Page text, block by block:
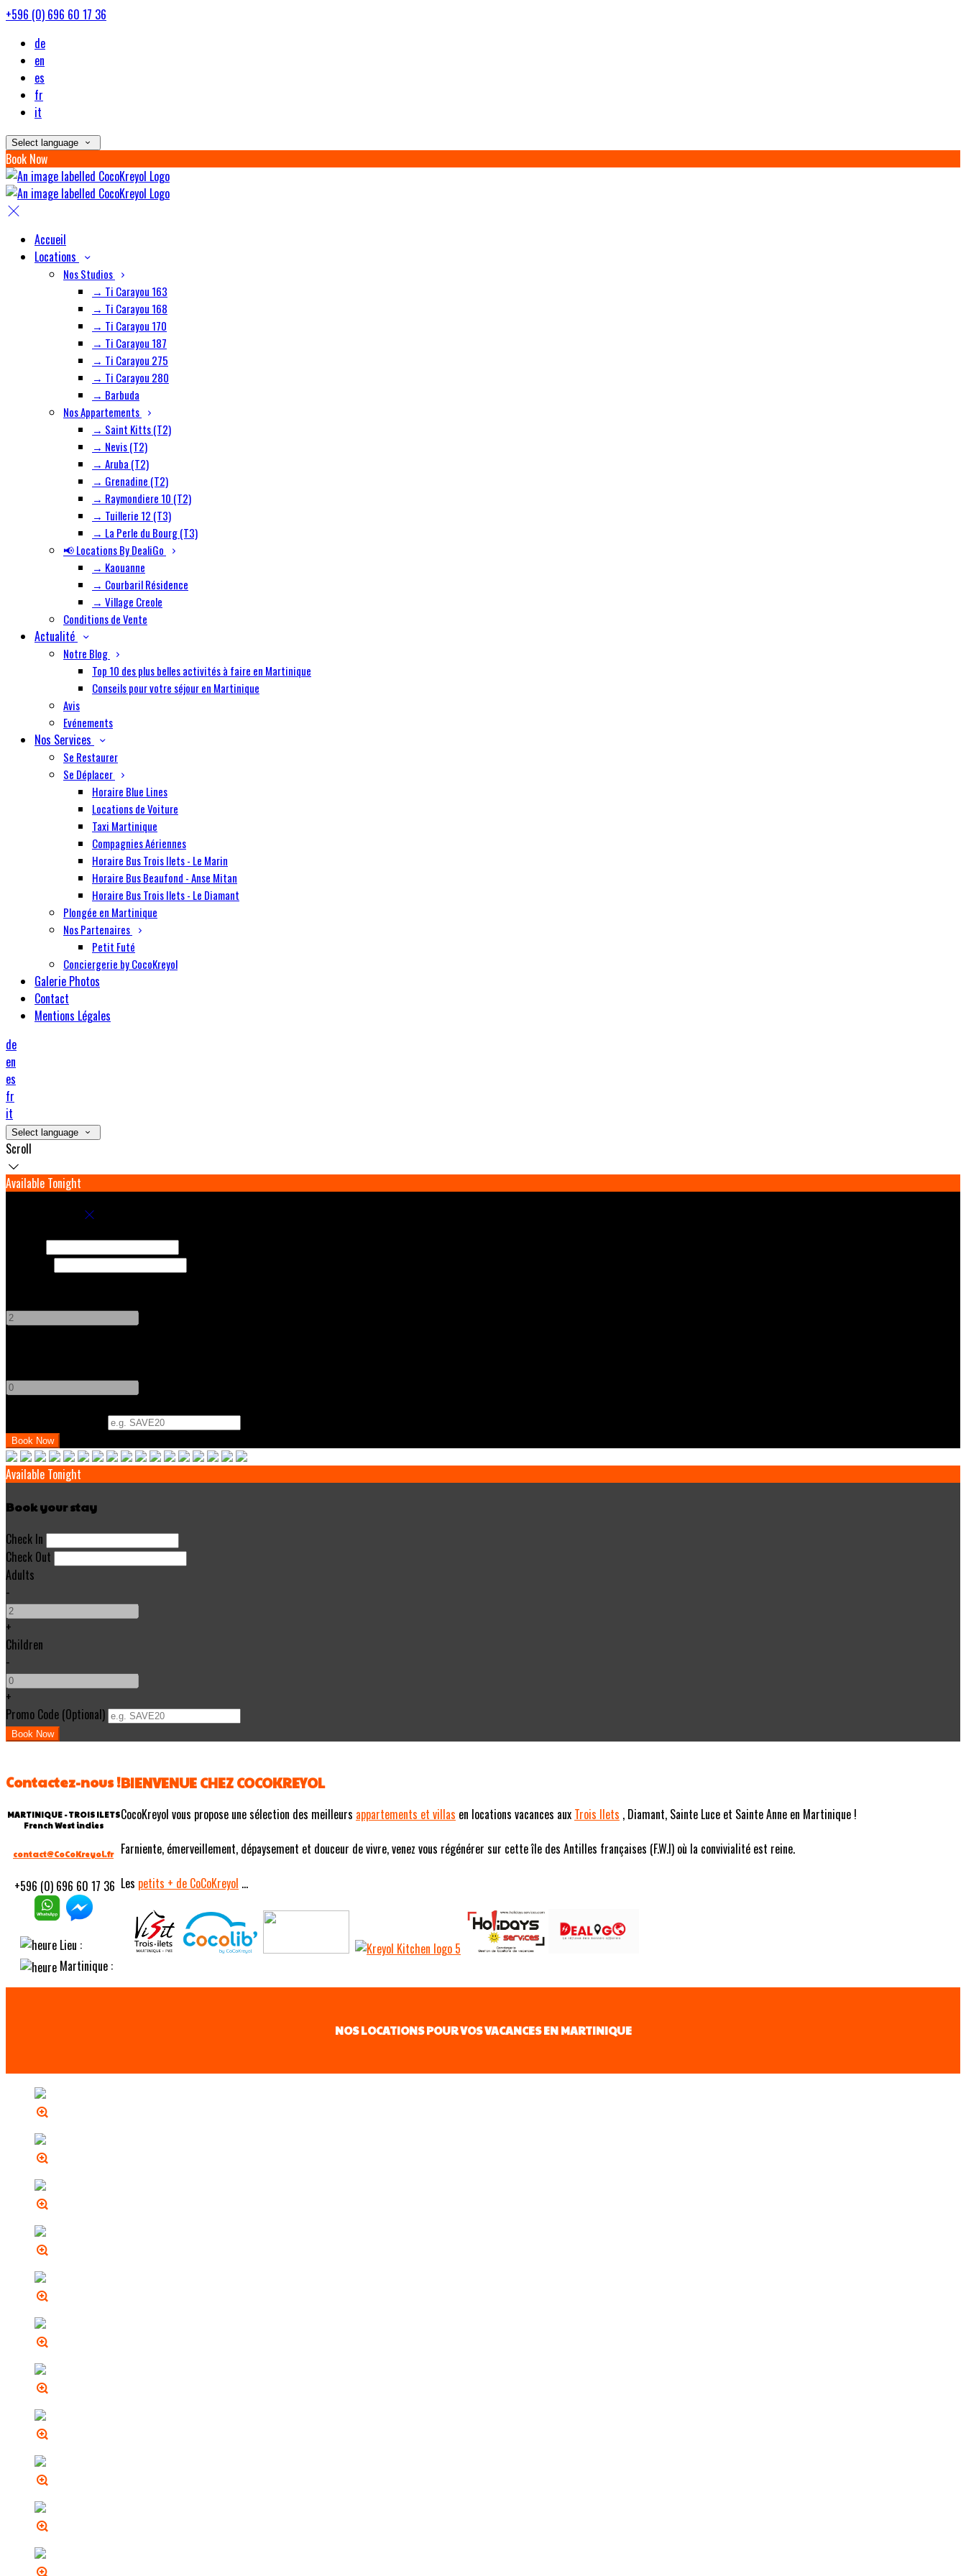
+596 (0) 696 60 17 36
de
en
es
fr
it
Select language
Book Now
Accueil
Locations
Nos Studios
→ Ti Carayou 163
→ Ti Carayou 168
→ Ti Carayou 170
→ Ti Carayou 187
→ Ti Carayou 275
→ Ti Carayou 280
→ Barbuda
Nos Appartements
→ Saint Kitts (T2)
→ Nevis (T2)
→ Aruba (T2)
→ Grenadine (T2)
→ Raymondiere 10 (T2)
→ Tuillerie 12 (T3)
→ La Perle du Bourg (T3)
📢 Locations By DealiGo
→ Kaouanne
→ Courbaril Résidence
→ Village Creole
Conditions de Vente
Actualité
Notre Blog
Top 10 des plus belles activités à faire en Martinique
Conseils pour votre séjour en Martinique
Avis
Evénements
Nos Services
Se Restaurer
Se Déplacer
Horaire Blue Lines
Locations de Voiture
Taxi Martinique
Compagnies Aériennes
Horaire Bus Trois Ilets - Le Marin
Horaire Bus Beaufond - Anse Mitan
Horaire Bus Trois Ilets - Le Diamant
Plongée en Martinique
Nos Partenaires
Petit Futé
Conciergerie by CocoKreyol
Galerie Photos
Contact
Mentions Légales
de
en
es
fr
it
Select language
Scroll
Available Tonight
Available Tonight
Book your stay
Check In
Check Out
Adults
-
+
Children
-
+
Promo Code (Optional)
Contactez-nous !
MARTINIQUE - TROIS ILETS
French West indies
contact@CoCoKreyol.fr
+596 (0) 696 60 17 36
Lieu :
Martinique :
BIENVENUE CHEZ COCOKREYOL
CocoKreyol vous propose une sélection des meilleurs appartements et villas en locations vacances aux Trois Ilets , Diamant, Sainte Luce et Sainte Anne en Martinique !
Farniente, émerveillement, dépaysement et douceur de vivre, venez vous régénérer sur cette île des Antilles françaises (F.W.I) où la convivialité est reine.
Les petits + de CoCoKreyol ...
NOS LOCATIONS POUR VOS VACANCES EN MARTINIQUE